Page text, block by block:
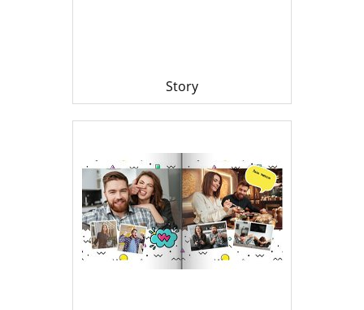
Story